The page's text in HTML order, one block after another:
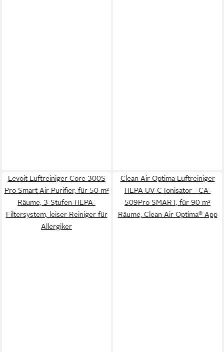
Levoit Luftreiniger Core 300S
Pro Smart Air Purifier, für 50 m²
Räume, 3-Stufen-HEPA-
Filtersystem, leiser Reiniger für
Allergiker
Clean Air Optima Luftreiniger
HEPA UV-C Ionisator - CA-
509Pro SMART, für 90 m²
Räume, Clean Air Optima® App